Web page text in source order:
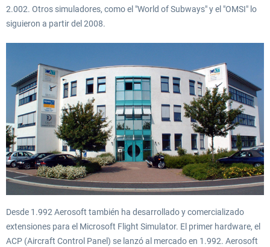
0,00 € * 36,29 € *
2.002. Otros simuladores, como el "World of Subways" y el "OMSI" lo
siguieron a partir del 2008.
Desde 1.992 Aerosoft también ha desarrollado y comercializado
extensiones para el Microsoft Flight Simulator. El primer hardware, el
ACP (Aircraft Control Panel) se lanzó al mercado en 1.992. Aerosoft